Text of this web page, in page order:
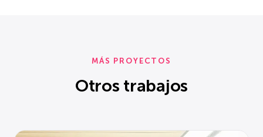
MÁS PROYECTOS
Otros trabajos